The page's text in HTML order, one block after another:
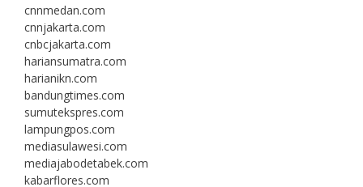
cnnmedan.com
cnnjakarta.com
cnbcjakarta.com
hariansumatra.com
harianikn.com
bandungtimes.com
sumutekspres.com
lampungpos.com
mediasulawesi.com
mediajabodetabek.com
kabarflores.com